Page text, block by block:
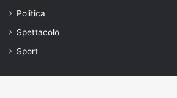
Politica
Spettacolo
Sport